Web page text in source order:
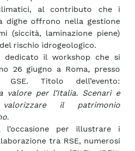
al contributo che i
dighe offrono nella gestione
(siccità, laminazione piene)
rischio idrogeologico.
il workshop che si
26 giugno a Roma, presso
GSE. Titolo dell’evento:
valore per l’Italia. Scenari e
il patrimonio
.
l’occasione per illustrare i
tra RSE, numerosi